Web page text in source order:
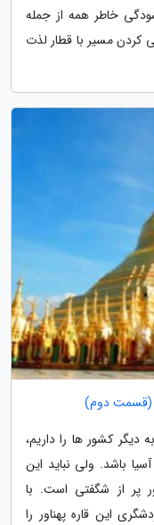
خاطر همه از جمله
مسیر با قطار لذت
کشور ها را داریم،
باشد. ولی نباید این
پر از شگفتی است. با
این قاره پهناور را